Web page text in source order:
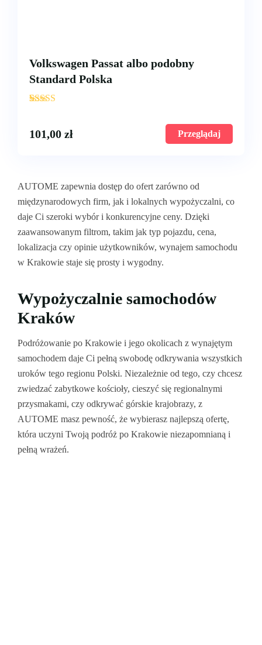
Volkswagen Passat albo podobny
Standard Polska
'
101,00 zł Przeglądaj
AUTOME zapewnia dostęp do ofert zarówno od
międzynarodowych firm, jak i lokalnych wypożyczalni, co
daje Ci szeroki wybór i konkurencyjne ceny. Dzięki
zaawansowanym filtrom, takim jak typ pojazdu, cena,
lokalizacja czy opinie użytkowników, wynajem samochodu
w Krakowie staje się prosty i wygodny.
Wypożyczalnie samochodów
Kraków
Podróżowanie po Krakowie i jego okolicach z wynajętym
samochodem daje Ci pełną swobodę odkrywania wszystkich
uroków tego regionu Polski. Niezależnie od tego, czy chcesz
zwiedzać zabytkowe kościoły, cieszyć się regionalnymi
przysmakami, czy odkrywać górskie krajobrazy, z
AUTOME masz pewność, że wybierasz najlepszą ofertę,
która uczyni Twoją podróż po Krakowie niezapomnianą i
pełną wrażeń.